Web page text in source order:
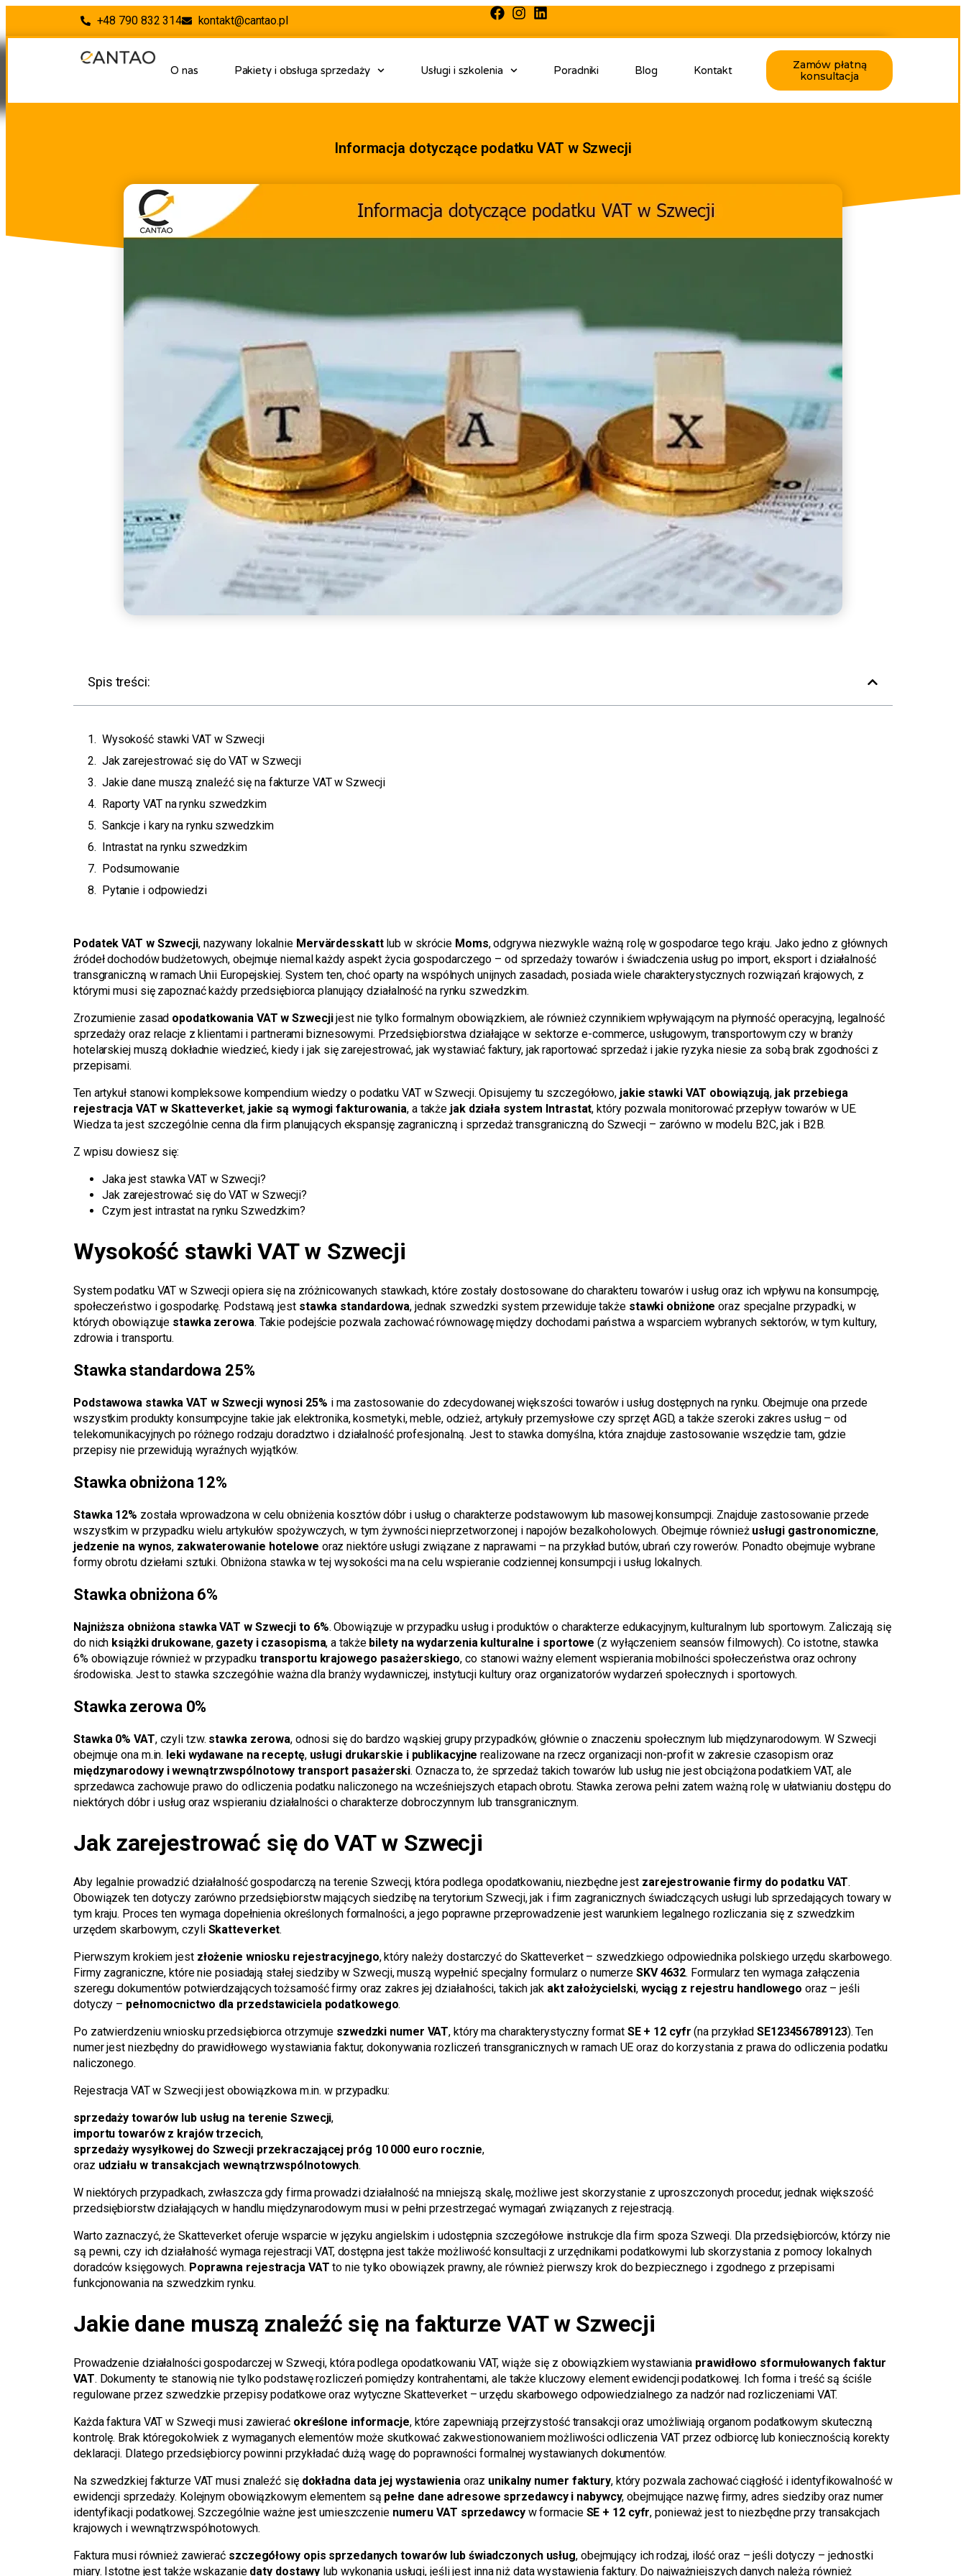
+48 790 832 314 kontakt@cantao.pl
O nas Pakiety i obsługa sprzedaży Usługi i szkolenia Poradniki Blog Kontakt
Zamów płatną
konsultacja
Informacja dotyczące podatku VAT w Szwecji
Spis treści:
Wysokość stawki VAT w Szwecji
Jak zarejestrować się do VAT w Szwecji
Jakie dane muszą znaleźć się na fakturze VAT w Szwecji
Raporty VAT na rynku szwedzkim
Sankcje i kary na rynku szwedzkim
Intrastat na rynku szwedzkim
Podsumowanie
Pytanie i odpowiedzi
Podatek VAT w Szwecji, nazywany lokalnie Mervärdesskattlub w skrócie Moms, odgrywa niezwykle ważną rolę w gospodarce tego kraju. Jako jedno z głównych
źródeł dochodów budżetowych, obejmuje niemal każdy aspekt życia gospodarczego – od sprzedaży towarów i świadczenia usług po import, eksport i działalność
transgraniczną w ramach Unii Europejskiej. System ten, choć oparty na wspólnych unijnych zasadach, posiada wiele charakterystycznych rozwiązań krajowych, z
którymi musi się zapoznać każdy przedsiębiorca planujący działalność na rynku szwedzkim.
Zrozumienie zasad opodatkowania VAT w Szwecjijest nie tylko formalnym obowiązkiem, ale również czynnikiem wpływającym na płynność operacyjną, legalność
sprzedaży oraz relacje z klientami i partnerami biznesowymi. Przedsiębiorstwa działające w sektorze e-commerce, usługowym, transportowym czy w branży
hotelarskiej muszą dokładnie wiedzieć, kiedy i jak się zarejestrować, jak wystawiać faktury, jak raportować sprzedaż i jakie ryzyka niesie za sobą brak zgodności z
przepisami.
Ten artykuł stanowi kompleksowe kompendium wiedzy o podatku VAT w Szwecji. Opisujemy tu szczegółowo, jakie stawki VAT obowiązują, jak przebiega
rejestracja VAT w Skatteverket, jakie są wymogi fakturowania, a także jak działa system Intrastat, który pozwala monitorować przepływ towarów w UE.
Wiedza ta jest szczególnie cenna dla firm planujących ekspansję zagraniczną i sprzedaż transgraniczną do Szwecji – zarówno w modelu B2C, jak i B2B.
Z wpisu dowiesz się:
Jaka jest stawka VAT w Szwecji?
Jak zarejestrować się do VAT w Szwecji?
Czym jest intrastat na rynku Szwedzkim?
Wysokość stawki VAT w Szwecji
System podatku VAT w Szwecji opiera się na zróżnicowanych stawkach, które zostały dostosowane do charakteru towarów i usług oraz ich wpływu na konsumpcję,
społeczeństwo i gospodarkę. Podstawą jest stawka standardowa, jednak szwedzki system przewiduje także stawki obniżone oraz specjalne przypadki, w
których obowiązuje stawka zerowa. Takie podejście pozwala zachować równowagę między dochodami państwa a wsparciem wybranych sektorów, w tym kultury,
zdrowia i transportu.
Stawka standardowa 25%
Podstawowa stawka VAT w Szwecji wynosi 25% i ma zastosowanie do zdecydowanej większości towarów i usług dostępnych na rynku. Obejmuje ona przede
wszystkim produkty konsumpcyjne takie jak elektronika, kosmetyki, meble, odzież, artykuły przemysłowe czy sprzęt AGD, a także szeroki zakres usług – od
telekomunikacyjnych po różnego rodzaju doradztwo i działalność profesjonalną. Jest to stawka domyślna, która znajduje zastosowanie wszędzie tam, gdzie
przepisy nie przewidują wyraźnych wyjątków.
Stawka obniżona 12%
Stawka 12% została wprowadzona w celu obniżenia kosztów dóbr i usług o charakterze podstawowym lub masowej konsumpcji. Znajduje zastosowanie przede
wszystkim w przypadku wielu artykułów spożywczych, w tym żywności nieprzetworzonej i napojów bezalkoholowych. Obejmuje również usługi gastronomiczne,
jedzenie na wynos, zakwaterowanie hotelowe oraz niektóre usługi związane z naprawami – na przykład butów, ubrań czy rowerów. Ponadto obejmuje wybrane
formy obrotu dziełami sztuki. Obniżona stawka w tej wysokości ma na celu wspieranie codziennej konsumpcji i usług lokalnych.
Stawka obniżona 6%
Najniższa obniżona stawka VAT w Szwecji to 6%. Obowiązuje w przypadku usług i produktów o charakterze edukacyjnym, kulturalnym lub sportowym. Zaliczają się
do nich książki drukowane, gazety i czasopisma, a także bilety na wydarzenia kulturalne i sportowe (z wyłączeniem seansów filmowych). Co istotne, stawka
6% obowiązuje również w przypadku transportu krajowego pasażerskiego, co stanowi ważny element wspierania mobilności społeczeństwa oraz ochrony
środowiska. Jest to stawka szczególnie ważna dla branży wydawniczej, instytucji kultury oraz organizatorów wydarzeń społecznych i sportowych.
Stawka zerowa 0%
Stawka 0% VAT, czyli tzw. stawka zerowa, odnosi się do bardzo wąskiej grupy przypadków, głównie o znaczeniu społecznym lub międzynarodowym. W Szwecji
obejmuje ona m.in. leki wydawane na receptę, usługi drukarskie i publikacyjne realizowane na rzecz organizacji non-profit w zakresie czasopism oraz
międzynarodowy i wewnątrzwspólnotowy transport pasażerski. Oznacza to, że sprzedaż takich towarów lub usług nie jest obciążona podatkiem VAT, ale
sprzedawca zachowuje prawo do odliczenia podatku naliczonego na wcześniejszych etapach obrotu. Stawka zerowa pełni zatem ważną rolę w ułatwianiu dostępu do
niektórych dóbr i usług oraz wspieraniu działalności o charakterze dobroczynnym lub transgranicznym.
Jak zarejestrować się do VAT w Szwecji
Aby legalnie prowadzić działalność gospodarczą na terenie Szwecji, która podlega opodatkowaniu, niezbędne jest zarejestrowanie firmy do podatku VAT.
Obowiązek ten dotyczy zarówno przedsiębiorstw mających siedzibę na terytorium Szwecji, jak i firm zagranicznych świadczących usługi lub sprzedających towary w
tym kraju. Proces ten wymaga dopełnienia określonych formalności, a jego poprawne przeprowadzenie jest warunkiem legalnego rozliczania się z szwedzkim
urzędem skarbowym, czyli Skatteverket.
Pierwszym krokiem jest złożenie wniosku rejestracyjnego, który należy dostarczyć do Skatteverket – szwedzkiego odpowiednika polskiego urzędu skarbowego.
Firmy zagraniczne, które nie posiadają stałej siedziby w Szwecji, muszą wypełnić specjalny formularz o numerze SKV 4632. Formularz ten wymaga załączenia
szeregu dokumentów potwierdzających tożsamość firmy oraz zakres jej działalności, takich jak akt założycielski, wyciąg z rejestru handlowego oraz – jeśli
dotyczy – pełnomocnictwo dla przedstawiciela podatkowego.
Po zatwierdzeniu wniosku przedsiębiorca otrzymuje szwedzki numer VAT, który ma charakterystyczny format SE + 12 cyfr (na przykładSE123456789123). Ten
numer jest niezbędny do prawidłowego wystawiania faktur, dokonywania rozliczeń transgranicznych w ramach UE oraz do korzystania z prawa do odliczenia podatku
naliczonego.
Rejestracja VAT w Szwecji jest obowiązkowa m.in. w przypadku:
sprzedaży towarów lub usług na terenie Szwecji,
importu towarów z krajów trzecich,
sprzedaży wysyłkowej do Szwecji przekraczającej próg 10 000 euro rocznie,
oraz udziału w transakcjach wewnątrzwspólnotowych.
W niektórych przypadkach, zwłaszcza gdy firma prowadzi działalność na mniejszą skalę, możliwe jest skorzystanie z uproszczonych procedur, jednak większość
przedsiębiorstw działających w handlu międzynarodowym musi w pełni przestrzegać wymagań związanych z rejestracją.
Warto zaznaczyć, że Skatteverket oferuje wsparcie w języku angielskim i udostępnia szczegółowe instrukcje dla firm spoza Szwecji. Dla przedsiębiorców, którzy nie
są pewni, czy ich działalność wymaga rejestracji VAT, dostępna jest także możliwość konsultacji z urzędnikami podatkowymi lub skorzystania z pomocy lokalnych
doradców księgowych. Poprawna rejestracja VAT to nie tylko obowiązek prawny, ale również pierwszy krok do bezpiecznego i zgodnego z przepisami
funkcjonowania na szwedzkim rynku.
Jakie dane muszą znaleźć się na fakturze VAT w Szwecji
Prowadzenie działalności gospodarczej w Szwecji, która podlega opodatkowaniu VAT, wiąże się z obowiązkiem wystawiania prawidłowo sformułowanych faktur
VAT. Dokumenty te stanowią nie tylko podstawę rozliczeń pomiędzy kontrahentami, ale także kluczowy element ewidencji podatkowej. Ich forma i treść są ściśle
regulowane przez szwedzkie przepisy podatkowe oraz wytyczne Skatteverket – urzędu skarbowego odpowiedzialnego za nadzór nad rozliczeniami VAT.
Każda faktura VAT w Szwecji musi zawierać określone informacje, które zapewniają przejrzystość transakcji oraz umożliwiają organom podatkowym skuteczną
kontrolę. Brak któregokolwiek z wymaganych elementów może skutkować zakwestionowaniem możliwości odliczenia VAT przez odbiorcę lub koniecznością korekty
deklaracji. Dlatego przedsiębiorcy powinni przykładać dużą wagę do poprawności formalnej wystawianych dokumentów.
Na szwedzkiej fakturze VAT musi znaleźć się dokładna data jej wystawieniaoraz unikalny numer faktury, który pozwala zachować ciągłość i identyfikowalność w
ewidencji sprzedaży. Kolejnym obowiązkowym elementem są pełne dane adresowe sprzedawcy i nabywcy, obejmujące nazwę firmy, adres siedziby oraz numer
identyfikacji podatkowej. Szczególnie ważne jest umieszczenie numeru VAT sprzedawcyw formacie SE + 12 cyfr, ponieważ jest to niezbędne przy transakcjach
krajowych i wewnątrzwspólnotowych.
Faktura musi również zawierać szczegółowy opis sprzedanych towarów lub świadczonych usług, obejmujący ich rodzaj, ilość oraz – jeśli dotyczy – jednostki
miary. Istotne jest także wskazanie daty dostawy lub wykonania usługi, jeśli jest inna niż data wystawienia faktury. Do najważniejszych danych należą również